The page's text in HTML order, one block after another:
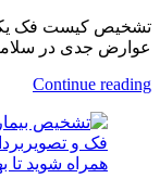
تشخیص کیست فک
عوارض جدی در
Continue reading